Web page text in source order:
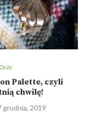
Oczy
Palette, czyli
chwilę!
grudnia, 2019